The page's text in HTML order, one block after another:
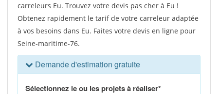
carreleurs Eu. Trouvez votre devis pas cher à Eu !
Obtenez rapidement le tarif de votre carreleur adaptée
à vos besoins dans Eu. Faites votre devis en ligne pour
Seine-maritime-76.